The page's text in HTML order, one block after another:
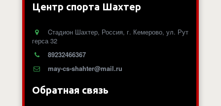
Центр спорта Шахтер
Cтадион Шахтер, Россия, г. Кемерово, ул. Рут
герса 32
89232466367
may-cs-shahter@mail.ru
Обратная связь